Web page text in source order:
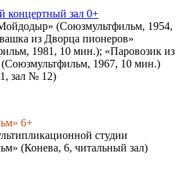
концертный зал 0+
(Союзмультфильм, 1954,
из Дворца пионеров»
1981, 10 мин.); «Паровозик из
1967, 10 мин.)
зал № 12)
6+
студии
(Конева, 6, читальный зал)